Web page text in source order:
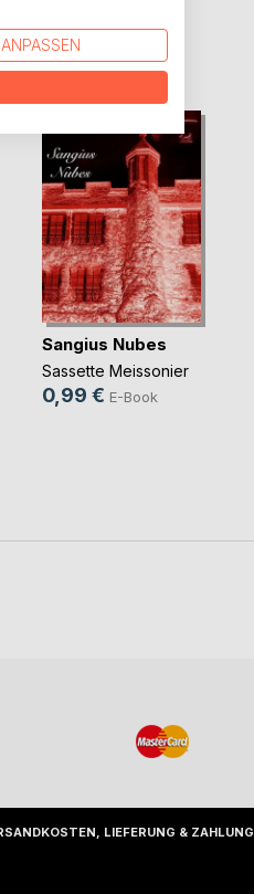
BEIBoD
Sangius Nubes
Sassette Meissonier
0,99 € E-Book
LIEFERUNG & ZAHLUNG
ANPASSEN